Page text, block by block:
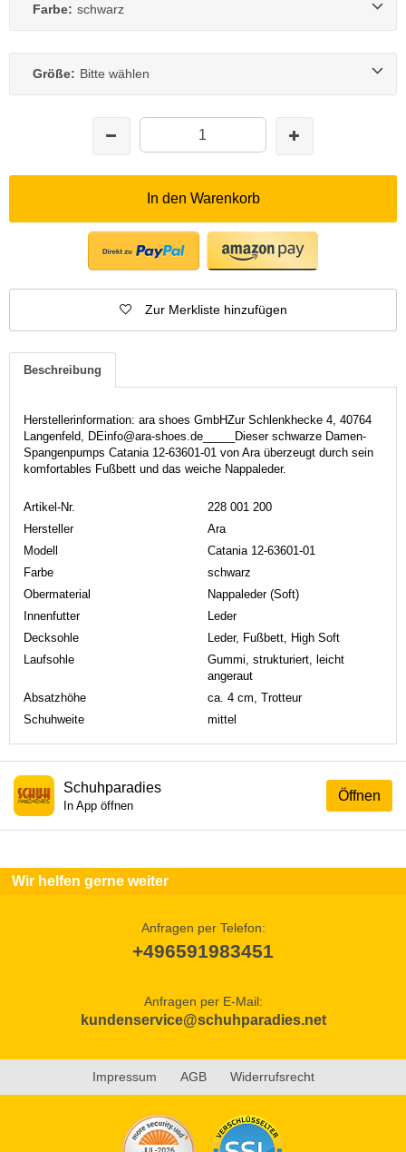
Farbe: schwarz
Größe: Bitte wählen
In den Warenkorb
Zur Merkliste hinzufügen
Beschreibung
Herstellerinformation: ara shoes GmbHZur Schlenkhecke 4, 40764
Langenfeld, DEinfo@ara-shoes.de_____Dieser schwarze Damen-
Spangenpumps Catania 12-63601-01 von Ara überzeugt durch sein
komfortables Fußbett und das weiche Nappaleder.
Artikel-Nr.
228 001 200
Hersteller
Ara
Modell
Catania 12-63601-01
Farbe
schwarz
Obermaterial
Nappaleder (Soft)
Innenfutter
Leder
Decksohle
Leder, Fußbett, High Soft
Laufsohle
Gummi, strukturiert, leicht
angeraut
Absatzhöhe
ca. 4 cm, Trotteur
Schuhweite
mittel
Öffnen
Schuhparadies
In App öffnen
Wir helfen gerne weiter
Anfragen per Telefon:
+496591983451
Anfragen per E-Mail:
kundenservice@schuhparadies.net
Impressum AGB Widerrufsrecht